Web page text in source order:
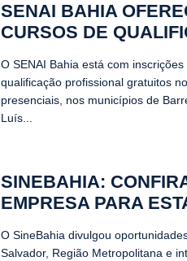
SENAI BAHIA
CURSOS DE
O SENAI Bahia está com
qualificação profissional gratuitos
presenciais, nos municípios de
Luís...
SINEBAHIA:
EMPRESA PARA
O SineBahia divulgou
Salvador, Região Metropolitana e